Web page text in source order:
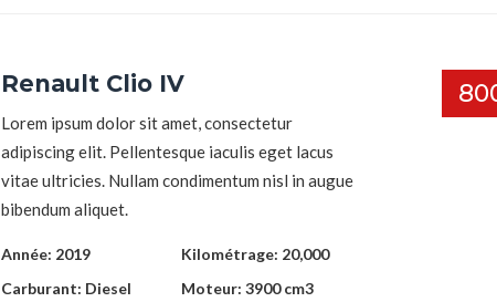
Renault Clio IV
Lorem ipsum dolor sit amet, consectetur
adipiscing elit. Pellentesque iaculis eget lacus
vitae ultricies. Nullam condimentum nisl in augue
bibendum aliquet.
Année: 2019 Kilométrage: 20,000
Carburant: Diesel Moteur: 3900 cm3